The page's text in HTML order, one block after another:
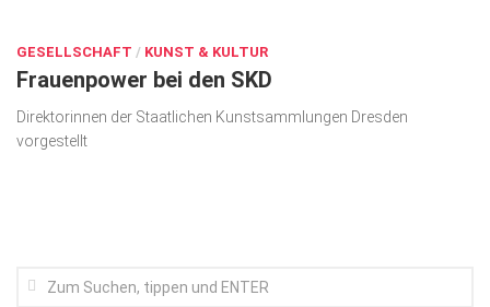
Geschäft
gesund & schön
Gesellschaft
Podcast
GESELLSCHAFT / KUNST & KULTUR
Frauenpower bei den SKD
Direktorinnen der Staatlichen Kunstsammlungen Dresden
vorgestellt